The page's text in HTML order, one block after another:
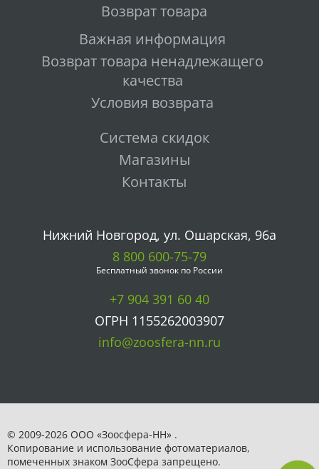
Возврат товара
Важная информация
Возврат товара ненадлежащего
качества
Условия возврата
Система скидок
Магазины
Контакты
Нижний Новгород, ул. Ошарская, 96а
8 800 600-75-79
Бесплатный звонок по России
+7 904 391 60 40
ОГРН 1155262003907
info@zoosfera-nn.ru
© 2009-2026 ООО «Зоосфера-НН» .
Копирование и использование фотоматериалов,
помеченных знаком ЗooСфера запрещено.